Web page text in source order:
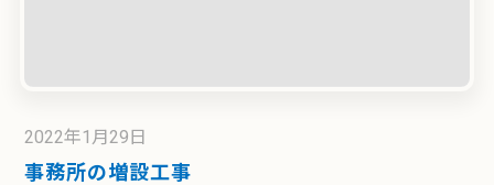
2022年1月29日
事務所の増設工事